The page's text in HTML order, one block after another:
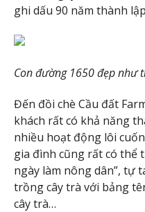
ghi dấu 90 năm thành
Con đường 1650 đẹp như
Đến đồi chè Cầu đất
khách rất có khả năng
nhiều hoạt động lôi
gia đình cũng rất có thể
ngày làm nông dân”, tự
trồng cây trà với bảng
cây trà…